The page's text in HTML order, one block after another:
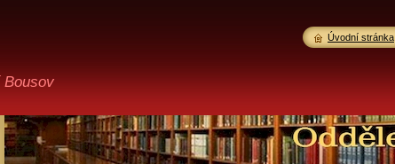
Bousov
Úvodní stránka